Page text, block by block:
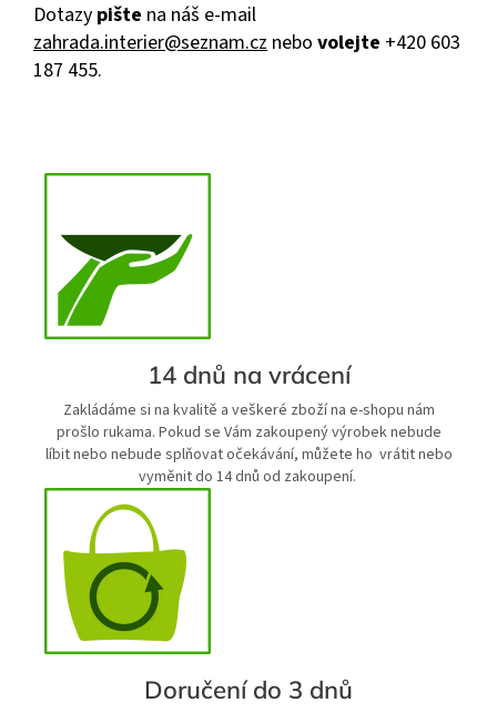
Dotazy pište na náš e-mail
zahrada.interier@seznam.cz nebo volejte +420 603
187 455.
14 dnů na vrácení
Zakládáme si na kvalitě a veškeré zboží na e-shopu nám
prošlo rukama. Pokud se Vám zakoupený výrobek nebude
líbit nebo nebude splňovat očekávání, můžete ho vrátit nebo
vyměnit do 14 dnů od zakoupení.
Doručení do 3 dnů